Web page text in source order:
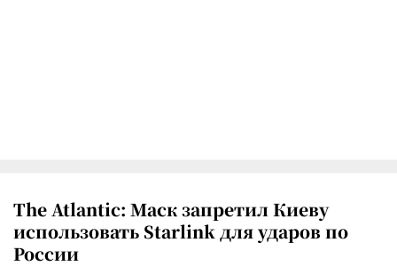
The Atlantic: Маск запретил Киеву
использовать Starlink для ударов по
России